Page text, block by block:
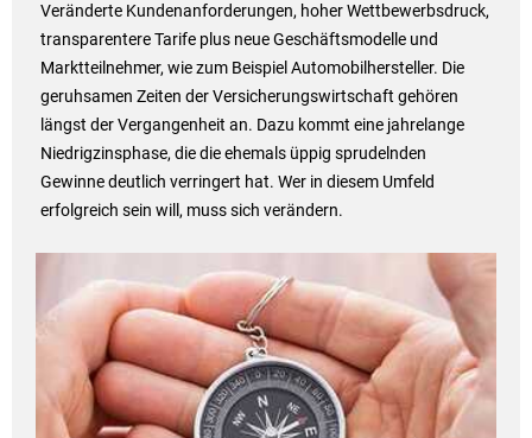
Veränderte Kundenanforderungen, hoher Wettbewerbsdruck,
transparentere Tarife plus neue Geschäftsmodelle und
Marktteilnehmer, wie zum Beispiel Automobilhersteller. Die
geruhsamen Zeiten der Versicherungswirtschaft gehören
längst der Vergangenheit an. Dazu kommt eine jahrelange
Niedrigzinsphase, die die ehemals üppig sprudelnden
Gewinne deutlich verringert hat. Wer in diesem Umfeld
erfolgreich sein will, muss sich verändern.